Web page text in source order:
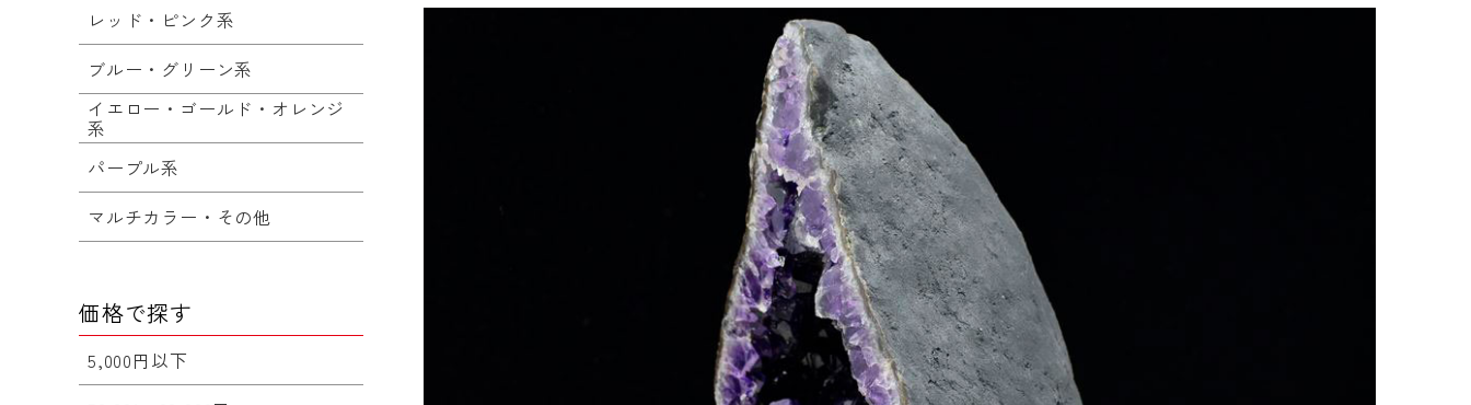
レッド・ピンク系
ブルー・グリーン系
イエロー・ゴールド・オレンジ
系
パープル系
マルチカラー・その他
価格で探す
5,000円以下